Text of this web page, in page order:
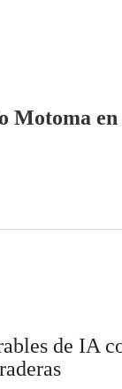
Motoma
de IA